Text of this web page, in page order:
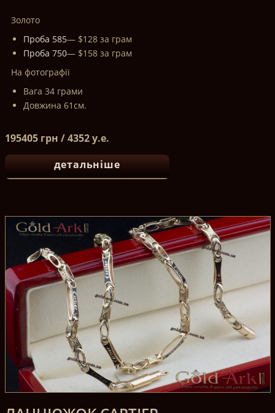
Золото
Проба 585— $128 за грам
Проба 750— $158 за грам
На фотографії
Вага 34 грами
Довжина 61см.
195405 грн / 4352 у.е.
детальніше